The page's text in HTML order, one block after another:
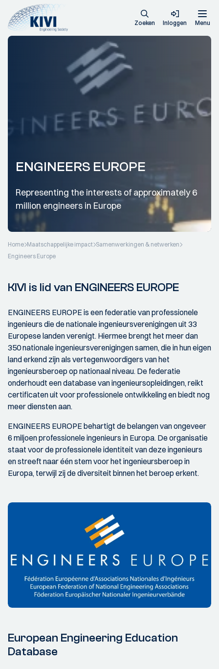
Zoeken Inloggen Menu
Home Maatschappelijke impact Samenwerkingen & netwerken
Engineers Europe
ENGINEERS EUROPE
Representing the interests of approximately 6
million engineers in Europe
KIVI is lid van ENGINEERS EUROPE
ENGINEERS EUROPE is een federatie van professionele
ingenieurs die de nationale ingenieursverenigingen uit 33
Europese landen verenigt. Hiermee brengt het meer dan
350 nationale ingenieursverenigingen samen, die in hun eigen
land erkend zijn als vertegenwoordigers van het
ingenieursberoep op nationaal niveau. De federatie
onderhoudt een database van ingenieursopleidingen, reikt
certificaten uit voor professionele ontwikkeling en biedt nog
meer diensten aan.
ENGINEERS EUROPE behartigt de belangen van ongeveer
6 miljoen professionele ingenieurs in Europa. De organisatie
staat voor de professionele identiteit van deze ingenieurs
en streeft naar één stem voor het ingenieursberoep in
Europa, terwijl zij de diversiteit binnen het beroep erkent.
European Engineering Education
Database